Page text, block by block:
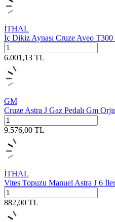
İTHAL
İç Dikiz Aynası Cruze Aveo T300
6.001,13 TL
GM
Cruze Astra J Gaz Pedalı Gm
9.576,00 TL
İTHAL
Vites Topuzu Manuel Astra J 6
882,00 TL